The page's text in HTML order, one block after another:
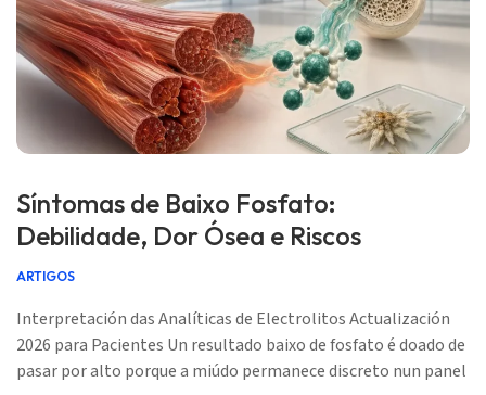
Síntomas de Baixo Fosfato:
Debilidade, Dor Ósea e Riscos
ARTIGOS
Interpretación das Analíticas de Electrolitos Actualización
2026 para Pacientes Un resultado baixo de fosfato é doado de
pasar por alto porque a miúdo permanece discreto nun panel